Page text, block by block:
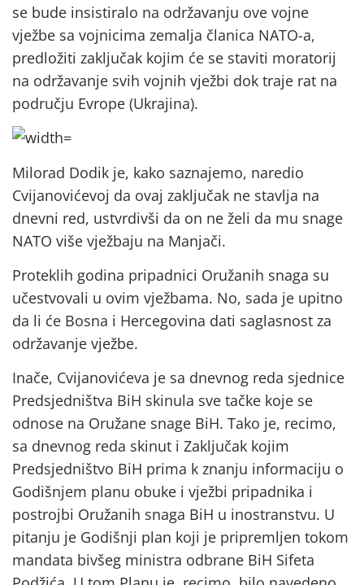
se bude insistiralo na održavanju ove vojne
vježbe sa vojnicima zemalja članica NATO-a,
predložiti zaključak kojim će se staviti moratorij
na održavanje svih vojnih vježbi dok traje rat na
području Evrope (Ukrajina).
Milorad Dodik je, kako saznajemo, naredio
Cvijanovićevoj da ovaj zaključak ne stavlja na
dnevni red, ustvrdivši da on ne želi da mu snage
NATO više vježbaju na Manjači.
Proteklih godina pripadnici Oružanih snaga su
učestvovali u ovim vježbama. No, sada je upitno
da li će Bosna i Hercegovina dati saglasnost za
održavanje vježbe.
Inače, Cvijanovićeva je sa dnevnog reda sjednice
Predsjedništva BiH skinula sve tačke koje se
odnose na Oružane snage BiH. Tako je, recimo,
sa dnevnog reda skinut i Zaključak kojim
Predsjedništvo BiH prima k znanju informaciju o
Godišnjem planu obuke i vježbi pripadnika i
postrojbi Oružanih snaga BiH u inostranstvu. U
pitanju je Godišnji plan koji je pripremljen tokom
mandata bivšeg ministra odbrane BiH Sifeta